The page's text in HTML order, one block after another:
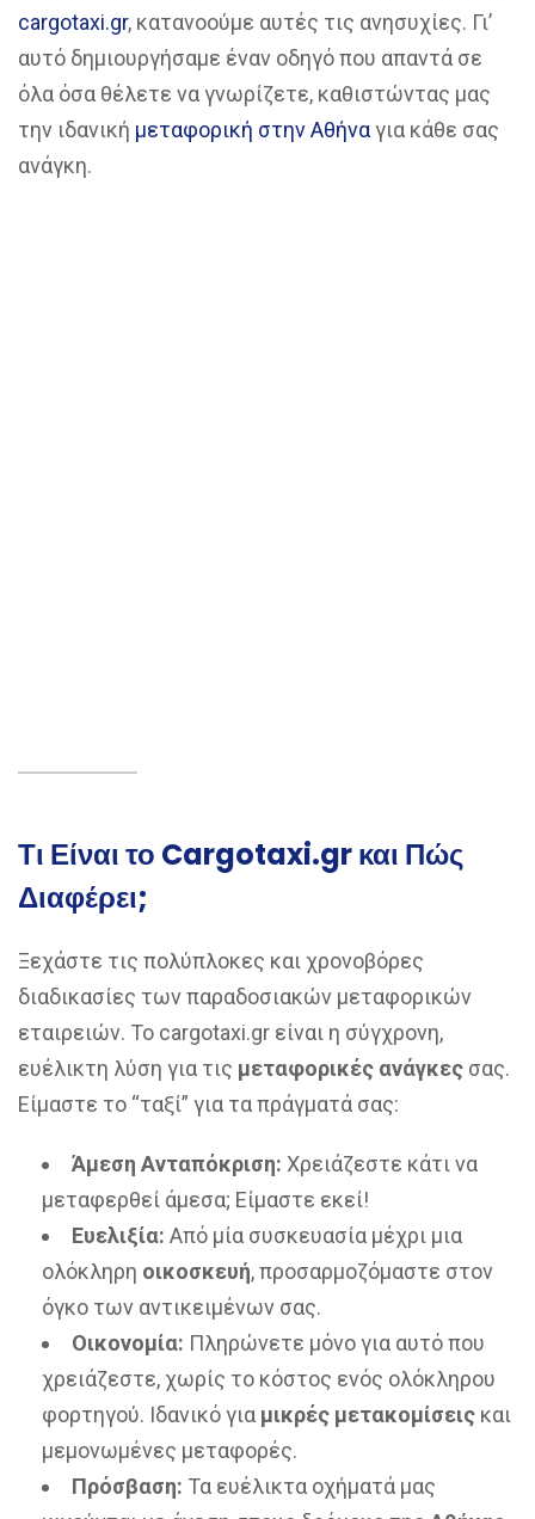
cargotaxi.gr, κατανοούμε αυτές τις ανησυχίες. Γι’
αυτό δημιουργήσαμε έναν οδηγό που απαντά σε
όλα όσα θέλετε να γνωρίζετε, καθιστώντας μας
την ιδανική μεταφορική στην Αθήναγια κάθε σας
ανάγκη.
Τι Είναι το Cargotaxi.gr και Πώς
Διαφέρει;
Ξεχάστε τις πολύπλοκες και χρονοβόρες
διαδικασίες των παραδοσιακών μεταφορικών
εταιρειών. Το cargotaxi.gr είναι η σύγχρονη,
ευέλικτη λύση για τις μεταφορικές ανάγκες σας.
Είμαστε το “ταξί” για τα πράγματά σας:
Άμεση Ανταπόκριση: Χρειάζεστε κάτι να
μεταφερθεί άμεσα; Είμαστε εκεί!
Ευελιξία: Από μία συσκευασία μέχρι μια
ολόκληρη οικοσκευή, προσαρμοζόμαστε στον
όγκο των αντικειμένων σας.
Οικονομία: Πληρώνετε μόνο για αυτό που
χρειάζεστε, χωρίς το κόστος ενός ολόκληρου
φορτηγού. Ιδανικό για μικρές μετακομίσεις και
μεμονωμένες μεταφορές.
Πρόσβαση: Τα ευέλικτα οχήματά μας